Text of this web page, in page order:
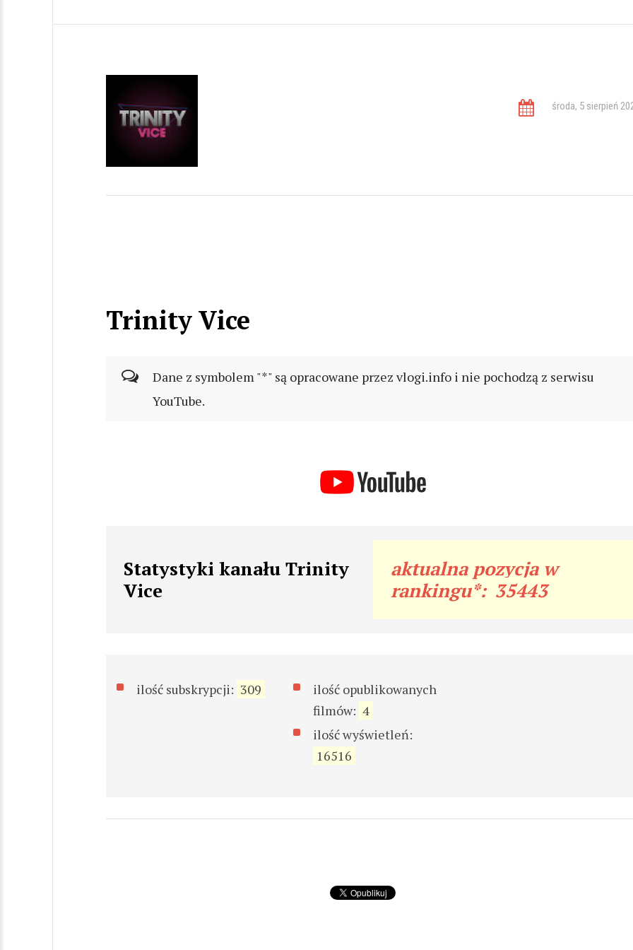
środa, 5 sierpień
Trinity Vice
Dane z symbolem "*" są opracowane przez vlogi.info i nie pochodzą z serwisu
YouTube.
Statystyki kanału Trinity
Vice
aktualna pozycja w
rankingu*: 35443
ilość subskrypcji: 309
ilość opublikowanych
filmów: 4
ilość wyświetleń:
16516